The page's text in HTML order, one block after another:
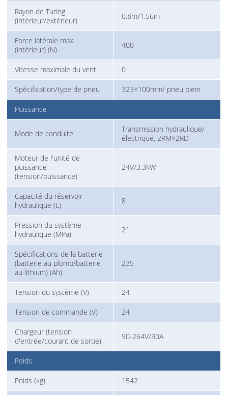
Rayon de Turing
(intérieur/extérieur)
0.8m/1.56m
Force latérale max.
(intérieur) (N)
400
Vitesse maximale du vent 0
Spécification/type de pneu 323×100mm/ pneu plein
Puissance
Mode de conduite
Transmission hydraulique/
électrique, 2RM×2RD
Moteur de l'unité de
puissance
(tension/puissance)
24V/3.3kW
Capacité du réservoir
hydraulique (L)
8
Pression du système
hydraulique (MPa)
21
Spécifications de la batterie
(batterie au plomb/batterie
au lithium) (Ah)
235
Tension du système (V) 24
Tension de commande (V) 24
Chargeur (tension
d'entrée/courant de sortie)
90-264V/30A
Poids
Poids (kg) 1542